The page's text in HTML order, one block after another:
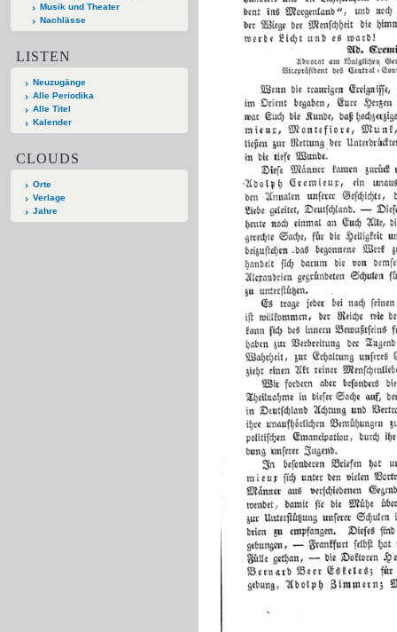
Musik und Theater
Nachlässe
LISTEN
Neuzugänge
Alle Periodika
Alle Titel
Kalender
CLOUDS
Orte
Verlage
Jahre